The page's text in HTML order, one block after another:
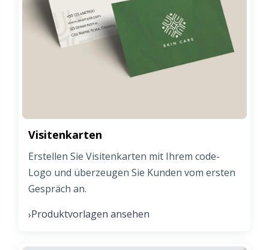
Visitenkarten
Erstellen Sie Visitenkarten mit Ihrem code-
Logo und überzeugen Sie Kunden vom ersten
Gespräch an.
›Produktvorlagen ansehen